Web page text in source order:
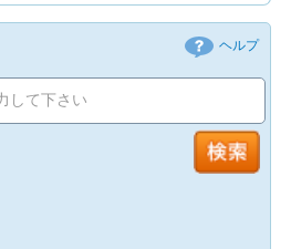
ヘルプ